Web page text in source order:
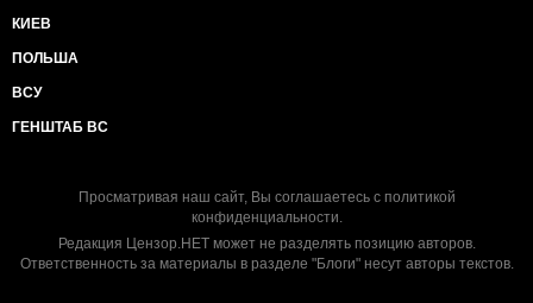
КИЕВ
ПОЛЬША
ВСУ
ГЕНШТАБ ВС
Просматривая наш сайт, Вы соглашаетесь с политикой
конфиденциальности.
Редакция Цензор.НЕТ может не разделять позицию авторов.
Ответственность за материалы в разделе "Блоги" несут авторы текстов.